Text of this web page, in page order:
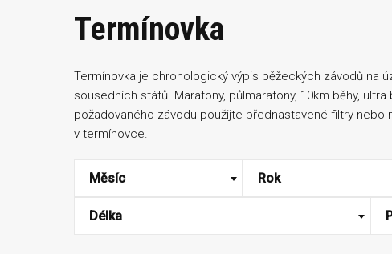
Termínovka
Termínovka je chronologický výpis běžeckých závodů na
sousedních států. Maratony, půlmaratony, 10km běhy, ultra
požadovaného závodu použijte přednastavené filtry nebo
v termínovce.
Měsíc Rok
Délka